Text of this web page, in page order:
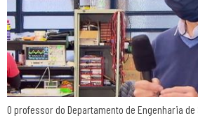
O professor do Departamento de Engenharia